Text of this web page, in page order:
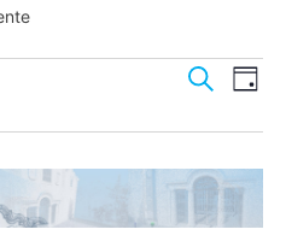
de
e
Pesquisar
de
Dia